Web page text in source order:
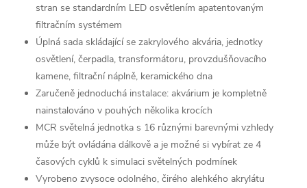
stran se standardním LED osvětlením apatentovaným
filtračním systémem
Úplná sada skládající se zakrylového akvária, jednotky
osvětlení, čerpadla, transformátoru, provzdušňovacího
kamene, filtrační náplně, keramického dna
Zaručeně jednoduchá instalace: akvárium je kompletně
nainstalováno v pouhých několika krocích
MCR světelná jednotka s 16 různými barevnými vzhledy
může být ovládána dálkově a je možné si vybírat ze 4
časových cyklů k simulaci světelných podmínek
Vyrobeno zvysoce odolného, čirého alehkého akrylátu